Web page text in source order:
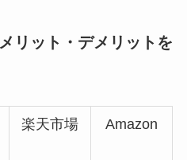
リット・デメリットを
楽天市場 Amazon